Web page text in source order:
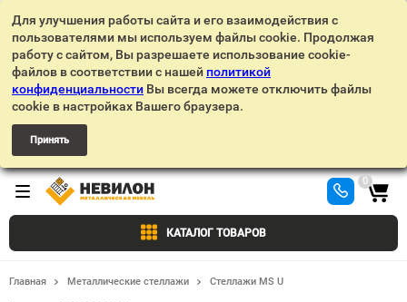
Для улучшения работы сайта и его взаимодействия с
пользователями мы используем файлы cookie. Продолжая
работу с сайтом, Вы разрешаете использование cookie-
файлов в соответствии с нашей политикой
конфиденциальности Вы всегда можете отключить файлы
cookie в настройках Вашего браузера.
Принять
КАТАЛОГ ТОВАРОВ
0
Главная Металлические стеллажи Стеллажи MS U